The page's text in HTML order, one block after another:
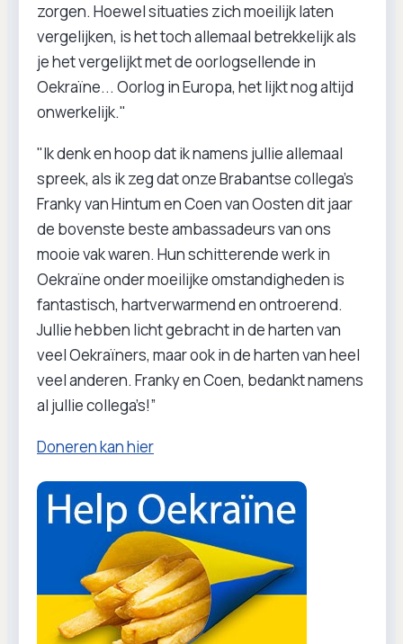
zorgen. Hoewel situaties zich moeilijk laten
vergelijken, is het toch allemaal betrekkelijk als
je het vergelijkt met de oorlogsellende in
Oekraïne... Oorlog in Europa, het lijkt nog altijd
onwerkelijk."
"Ik denk en hoop dat ik namens jullie allemaal
spreek, als ik zeg dat onze Brabantse collega’s
Franky van Hintum en Coen van Oosten dit jaar
de bovenste beste ambassadeurs van ons
mooie vak waren. Hun schitterende werk in
Oekraïne onder moeilijke omstandigheden is
fantastisch, hartverwarmend en ontroerend.
Jullie hebben licht gebracht in de harten van
veel Oekraïners, maar ook in de harten van heel
veel anderen. Franky en Coen, bedankt namens
al jullie collega’s!”
Doneren kan hier